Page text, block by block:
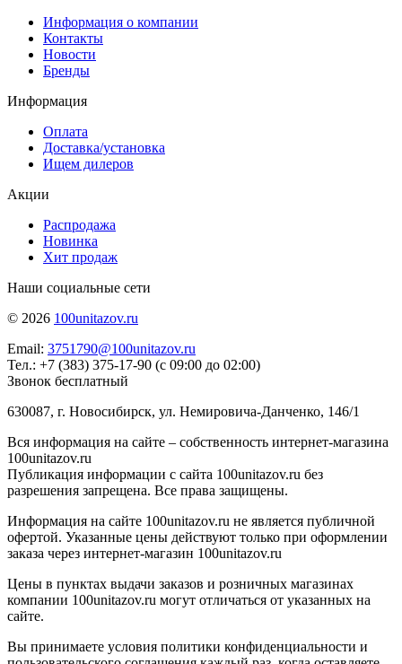
Информация о компании
Контакты
Новости
Бренды
Информация
Оплата
Доставка/установка
Ищем дилеров
Акции
Распродажа
Новинка
Хит продаж
Наши социальные сети
© 2026 100unitazov.ru
Email: 3751790@100unitazov.ru
Тел.: +7 (383) 375-17-90 (с 09:00 до 02:00)
Звонок бесплатный
630087, г. Новосибирск, ул. Немировича-Данченко, 146/1
Вся информация на сайте – собственность интернет-магазина
100unitazov.ru
Публикация информации с сайта 100unitazov.ru без
разрешения запрещена. Все права защищены.
Информация на сайте 100unitazov.ru не является публичной
офертой. Указанные цены действуют только при оформлении
заказа через интернет-магазин 100unitazov.ru
Цены в пунктах выдачи заказов и розничных магазинах
компании 100unitazov.ru могут отличаться от указанных на
сайте.
Вы принимаете условия политики конфиденциальности и